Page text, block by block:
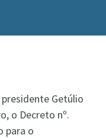
Getúlio
o Decreto nº.
para o